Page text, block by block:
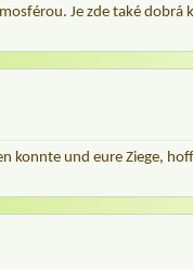
Je zde také
konnte und eure Ziege,